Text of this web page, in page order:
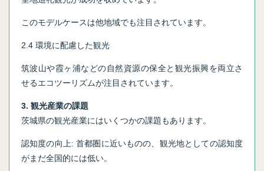
このモデルケースは他地域でも注目されています。
2.4 環境に配慮した観光
筑波山や霞ヶ浦などの自然資源の保全と観光振興を両立さ
せるエコツーリズムが注目されています。
3. 観光産業の課題
茨城県の観光産業にはいくつかの課題もあります。
認知度の向上: 首都圏に近いものの、観光地としての認知度
がまだ全国的には低い。